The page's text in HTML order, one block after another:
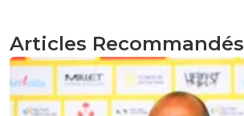
Articles Recommandés